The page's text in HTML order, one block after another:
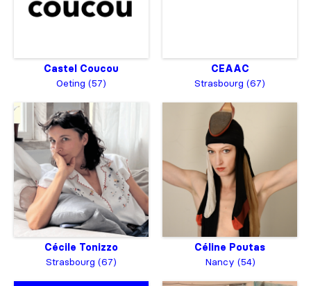
Castel Coucou
Oeting (57)
CEAAC
Strasbourg (67)
Cécile Tonizzo
Strasbourg (67)
Céline Poutas
Nancy (54)